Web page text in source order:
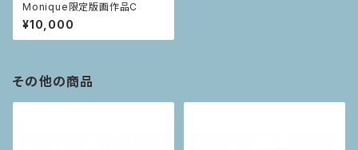
Monique限定版画作品C
¥10,000
その他の商品